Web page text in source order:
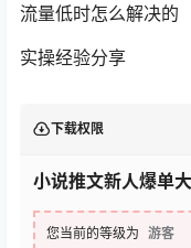
流量低时怎么解决的
实操经验分享
下载权限
小说推文新人爆单
您当前的等级为 游客